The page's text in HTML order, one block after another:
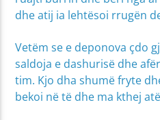
dhe atij ia lehtësoi rrugën
Vetëm se e deponova çdo
saldoja e dashurisë dhe
tim. Kjo dha shumë fryte
bekoi në të dhe ma kthej